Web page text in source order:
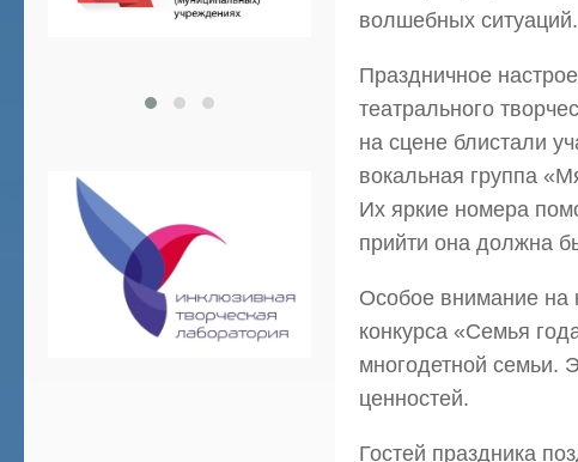
волшебных ситуаций.
Праздничное
театрального
на сцене блистали
вокальная группа
Их яркие номера
прийти она должна
Особое внимание на
конкурса «Семья
многодетной семьи.
ценностей.
Гостей праздника